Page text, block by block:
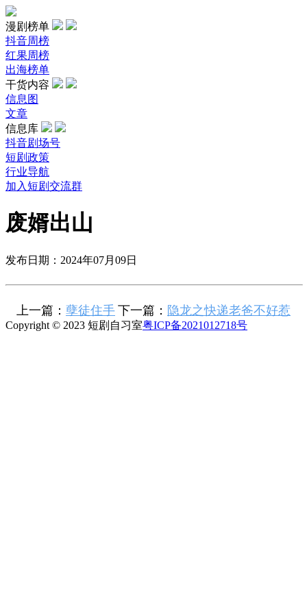
漫剧榜单
抖音周榜
红果周榜
出海榜单
干货内容
信息图
文章
信息库
抖音剧场号
短剧政策
行业导航
加入短剧交流群
废婿出山
发布日期：2024年07月09日
上一篇： 孽徒住手 下一篇： 隐龙之快递老爸不好惹
Copyright © 2023 短剧自习室粤ICP备2021012718号